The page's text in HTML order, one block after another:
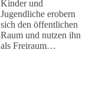
Kinder und
Jugendliche erobern
sich den öffentlichen
Raum und nutzen ihn
als Freiraum…